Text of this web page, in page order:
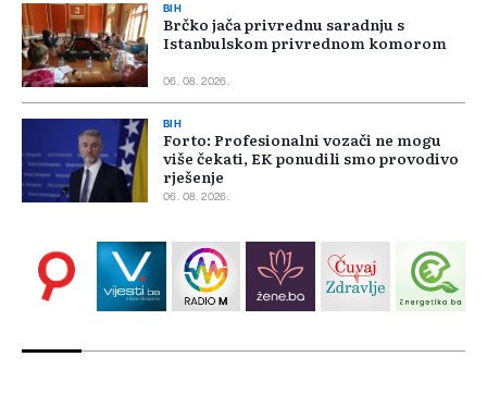
BIH
Brčko jača privrednu saradnju s
Istanbulskom privrednom komorom
06. 08. 2026.
BIH
Forto: Profesionalni vozači ne mogu
više čekati, EK ponudili smo provodivo
rješenje
06. 08. 2026.